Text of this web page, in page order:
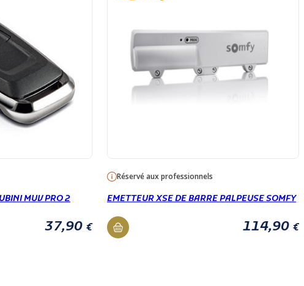
MUV PRO 2
37,90 €
Réservé aux professionnels
EMETTEUR XSE DE BARRE PALPEUSE SOMFY
114,90 €